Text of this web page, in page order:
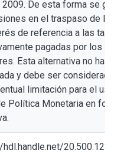
De esta forma se
en el traspaso de la
de referencia a las
pagadas por los
Esta alternativa no ha
y debe ser
limitación para el
Política Monetaria en